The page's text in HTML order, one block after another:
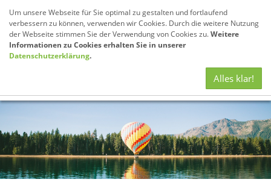
Um unsere Webseite für Sie optimal zu gestalten und fortlaufend
verbessern zu können, verwenden wir Cookies. Durch die weitere Nutzung
der Webseite stimmen Sie der Verwendung von Cookies zu.Weitere
Informationen zu Cookies erhalten Sie in unserer
Datenschutzerklärung.
Alles klar!